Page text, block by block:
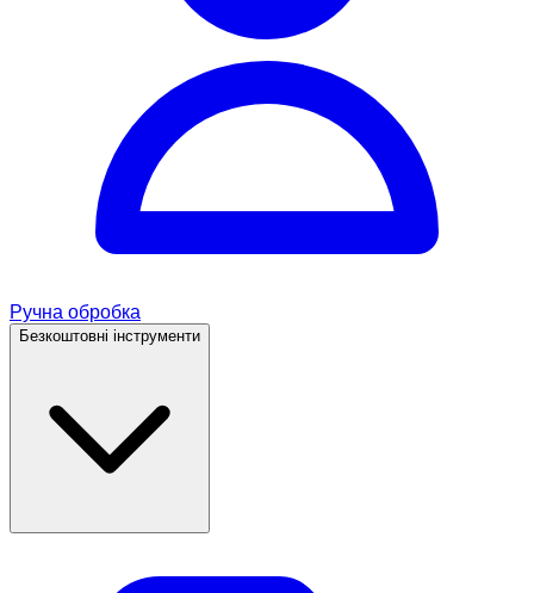
Ручна обробка
Безкоштовні інструменти